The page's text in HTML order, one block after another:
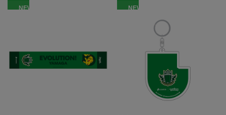
NEW NEW